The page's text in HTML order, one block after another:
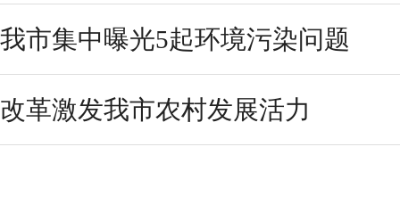
我市集中曝光5起环境污染问题
改革激发我市农村发展活力